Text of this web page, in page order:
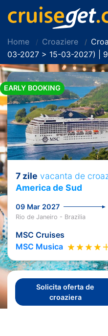
Home Croaziere
03-2027 > 15-03-2027) |
EARLY BOOKING
7 zile vacanta de
America de Sud
09 Mar 2027
Rio de Janeiro - Brazilia
MSC Cruises
MSC Musica
Solicita oferta de
croaziera